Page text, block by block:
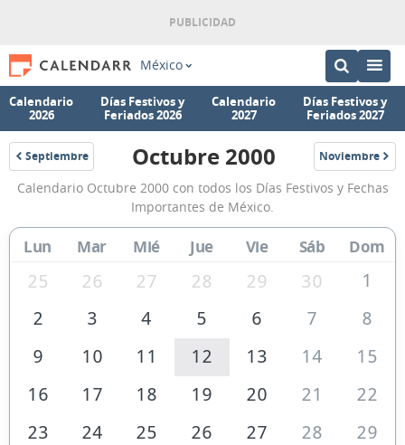
México
Calendario
2026
Días Festivos y
Feriados 2026
Calendario
2027
Días Festivos y
Feriados 2027
Septiembre
2000
Calendario
Octubre
2000
de
México
Octubre 2000 Noviembre
2000
Calendario Octubre 2000 con todos los Días Festivos y Fechas
Importantes de México.
Lun Mar Mié Jue Vie Sáb Dom
25 26 27 28 29 30
1
2
3 4 5 6 7
8
9
10 11 12 13 14
15
16
17 18 19 20 21
22
23
24 25 26 27 28
29